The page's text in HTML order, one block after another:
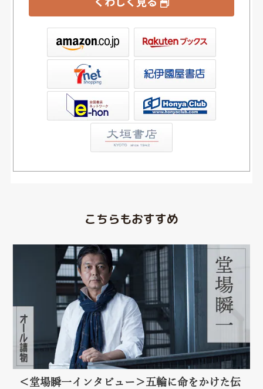
書店ウェブストア
こちらもおすすめ
＜堂場瞬一インタビュー＞五輪に命をかけた伝